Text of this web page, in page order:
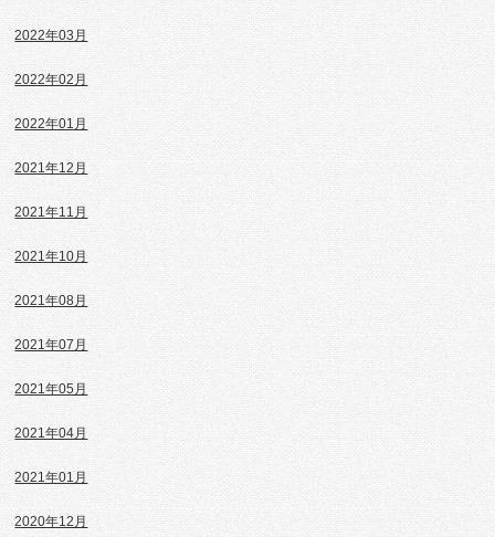
2022年03月
2022年02月
2022年01月
2021年12月
2021年11月
2021年10月
2021年08月
2021年07月
2021年05月
2021年04月
2021年01月
2020年12月